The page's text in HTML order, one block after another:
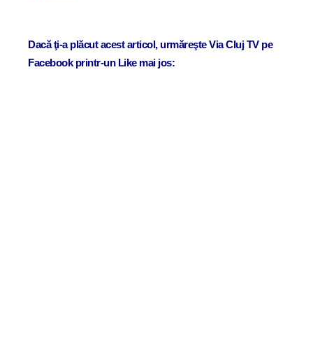
Dacă ţi-a plăcut acest articol, urmăreşte Via Cluj TV pe
Facebook printr-un Like mai jos: